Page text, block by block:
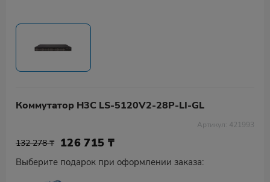
Коммутатор H3C LS-5120V2-28P-LI-GL
Артикул: 421993
132 278 ₸ 126 715 ₸
Выберите подарок при оформлении заказа: